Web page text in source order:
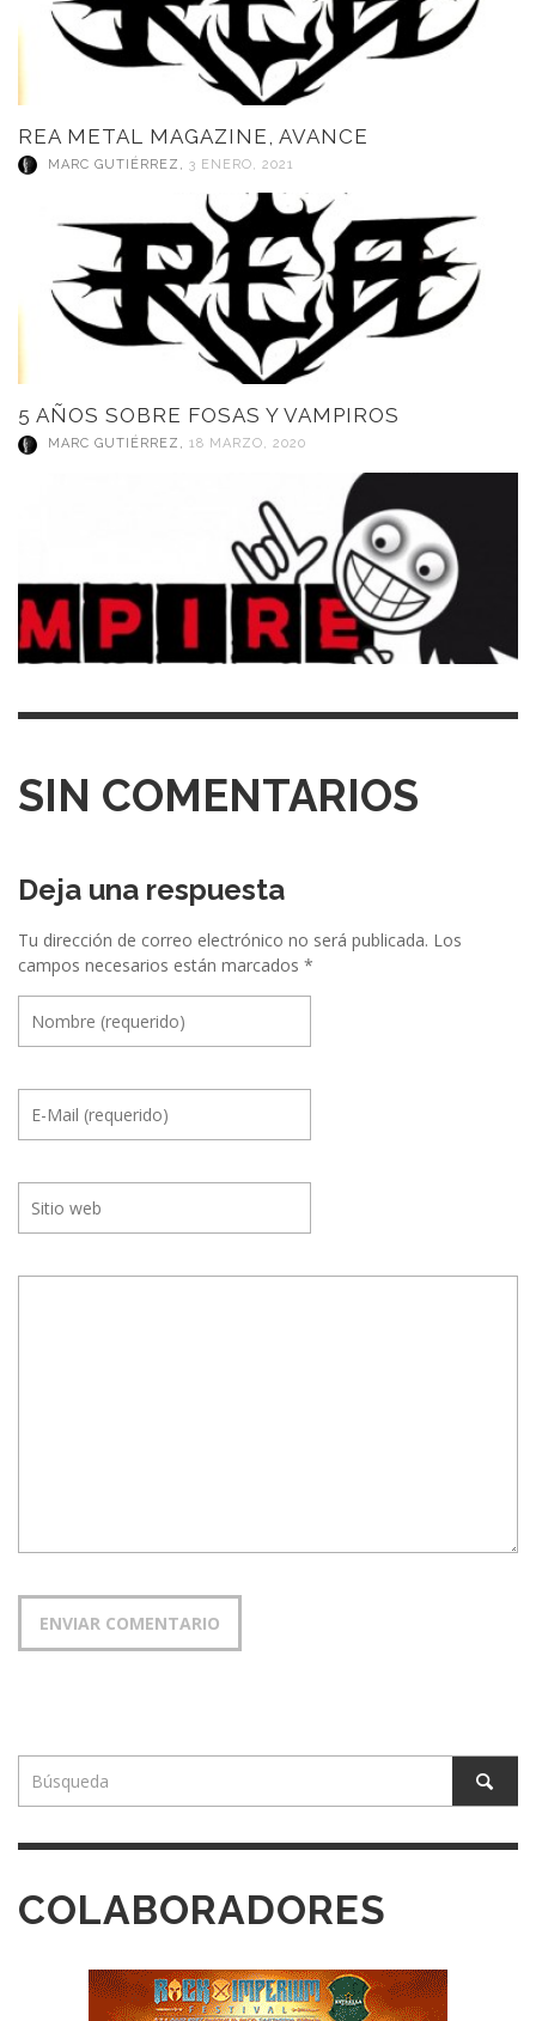
REA METAL MAGAZINE, AVANCE
MARC GUTIÉRREZ , 3 ENERO, 2021
5 AÑOS SOBRE FOSAS Y VAMPIROS
MARC GUTIÉRREZ , 18 MARZO, 2020
SIN COMENTARIOS
Deja una respuesta
Tu dirección de correo electrónico no será publicada. Los
campos necesarios están marcados *
COLABORADORES